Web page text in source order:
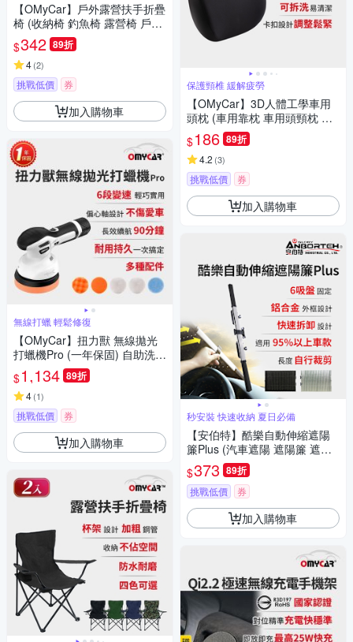
【OMyCar】戶外露營扶手折疊
椅 (收納椅 釣魚椅 露營椅 戶外
椅 導演椅 野餐)
$342 89折
4(2)
挑戰低價 券
加入購物車
無線打蠟 輕鬆修復
【OMyCar】扭力獸 無線拋光
打蠟機Pro (一年保固) 自助洗車
汽車美容 拋光機 汽車打蠟機
$1,134 89折
4(1)
挑戰低價 券
加入購物車
保護頸椎 緩解疲勞
【OMyCar】3D人體工學車用
頭枕 (車用靠枕 車用頭頸枕 慢
回彈記憶枕 慢回彈頭枕)
$186 89折
4.2 (3)
挑戰低價 券
加入購物車
秒安裝 快速收納 夏日必備
【安伯特】酷樂自動伸縮遮陽
簾Plus (汽車遮陽 遮陽簾 遮陽
板)
$373 89折
挑戰低價 券
加入購物車